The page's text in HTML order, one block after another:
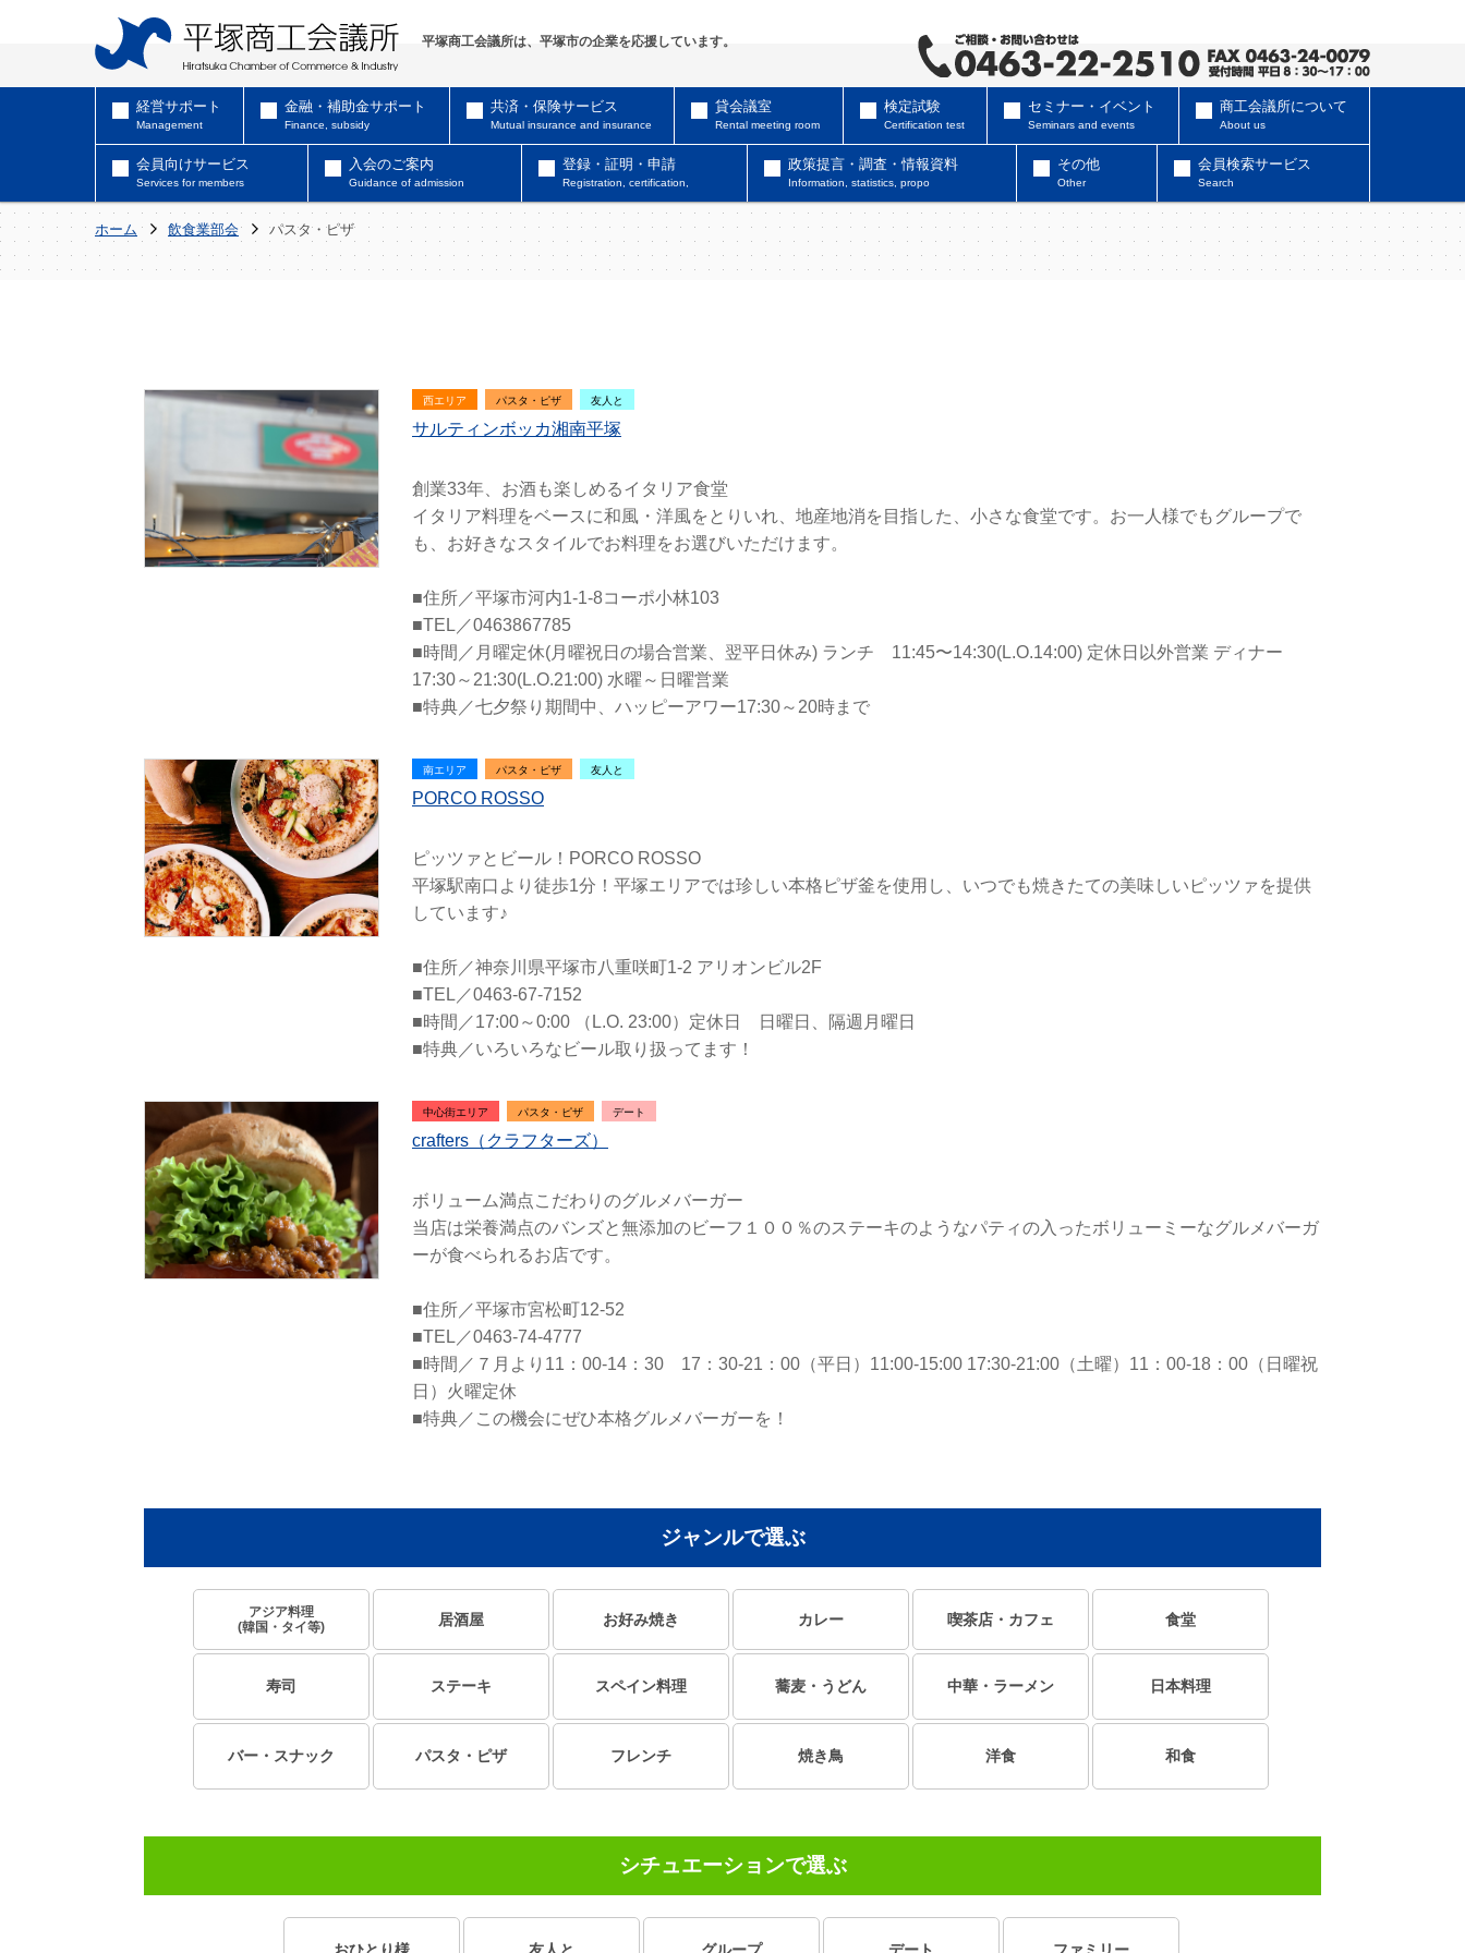
平塚商工会議所は、平塚市の企業を応援しています。
経営サポート
Management
金融・補助金サポート
Finance, subsidy
共済・保険サービス
Mutual insurance and insurance
貸会議室
Rental meeting room
検定試験
Certification test
セミナー・イベント
Seminars and events
商工会議所について
About us
会員向けサービス
Services for members
入会のご案内
Guidance of admission
登録・証明・申請
Registration, certification,
政策提言・調査・情報資料
Information, statistics, propo
その他
Other
会員検索サービス
Search
ホーム 飲食業部会 パスタ・ピザ
西エリア パスタ・ピザ 友人と
サルティンボッカ湘南平塚
創業33年、お酒も楽しめるイタリア食堂
イタリア料理をベースに和風・洋風をとりいれ、地産地消を目指した、小さな食堂です。お一人様でもグループで
も、お好きなスタイルでお料理をお選びいただけます。
■住所／平塚市河内1-1-8コーポ小林103
■TEL／0463867785
■時間／月曜定休(月曜祝日の場合営業、翌平日休み) ランチ 11:45〜14:30(L.O.14:00) 定休日以外営業 ディナー
17:30～21:30(L.O.21:00) 水曜～日曜営業
■特典／七夕祭り期間中、ハッピーアワー17:30～20時まで
南エリア パスタ・ピザ 友人と
PORCO ROSSO
ピッツァとビール！PORCO ROSSO
平塚駅南口より徒歩1分！平塚エリアでは珍しい本格ピザ釜を使用し、いつでも焼きたての美味しいピッツァを提供
しています♪
■住所／神奈川県平塚市八重咲町1-2 アリオンビル2F
■TEL／0463-67-7152
■時間／17:00～0:00 （L.O. 23:00）定休日 日曜日、隔週月曜日
■特典／いろいろなビール取り扱ってます！
中心街エリア パスタ・ピザ デート
crafters（クラフターズ）
ボリューム満点こだわりのグルメバーガー
当店は栄養満点のバンズと無添加のビーフ１００％のステーキのようなパティの入ったボリューミーなグルメバーガ
ーが食べられるお店です。
■住所／平塚市宮松町12-52
■TEL／0463-74-4777
■時間／７月より11：00-14：30 17：30-21：00（平日）11:00-15:00 17:30-21:00（土曜）11：00-18：00（日曜祝
日）火曜定休
■特典／この機会にぜひ本格グルメバーガーを！
ジャンルで選ぶ
アジア料理
(韓国・タイ等)
居酒屋 お好み焼き カレー 喫茶店・カフェ 食堂
寿司 ステーキ スペイン料理 蕎麦・うどん 中華・ラーメン 日本料理
バー・スナック パスタ・ピザ フレンチ 焼き鳥 洋食 和食
シチュエーションで選ぶ